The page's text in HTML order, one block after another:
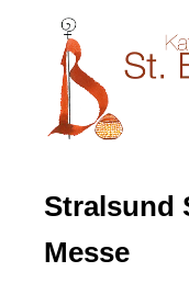
Stralsund
Messe